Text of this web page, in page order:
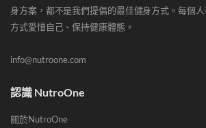
身方案，都不是我們提倡的最佳健身方式。每個
方式愛惜自己、保持健康體態。
info@nutroone.com
認識 NutroOne
關於NutroOne